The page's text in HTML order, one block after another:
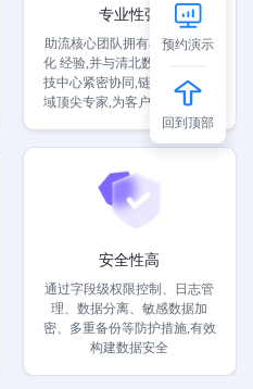
专业性强
助流核心团队拥有丰富的数字
化 经验,并与清北数创(北京)科
技中心紧密协同,链接全国各领
域顶尖专家,为客户提供更加专
安全性高
通过字段级权限控制、日志管
理、数据分离、敏感数据加
密、多重备份等防护措施,有效
构建数据安全
预约演示
回到顶部